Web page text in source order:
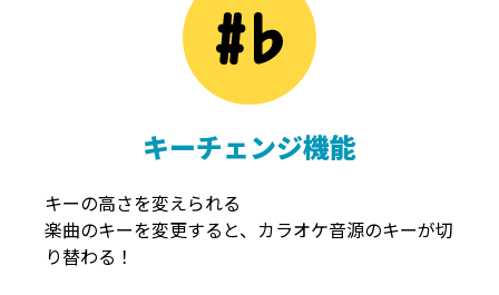
キーチェンジ機能
キーの高さを変えられる
楽曲のキーを変更すると、カラオケ音源のキーが切
り替わる！